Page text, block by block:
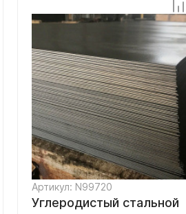
Артикул: N99720
Углеродистый стальной